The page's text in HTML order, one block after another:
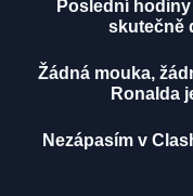
Poslední
skutečně
Žádná mouka,
Ronalda
Nezápasím v